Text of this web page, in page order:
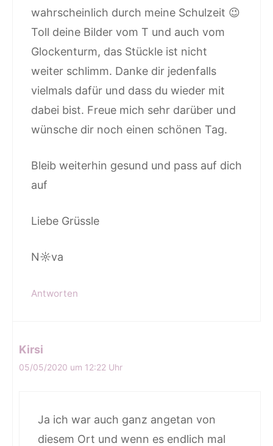
wahrscheinlich durch meine Schulzeit 😉
Toll deine Bilder vom T und auch vom
Glockenturm, das Stückle ist nicht
weiter schlimm. Danke dir jedenfalls
vielmals dafür und dass du wieder mit
dabei bist. Freue mich sehr darüber und
wünsche dir noch einen schönen Tag.
Bleib weiterhin gesund und pass auf dich
auf
Liebe Grüssle
N☼va
Antworten
Kirsi
05/05/2020 um 12:22 Uhr
Ja ich war auch ganz angetan von
diesem Ort und wenn es endlich mal